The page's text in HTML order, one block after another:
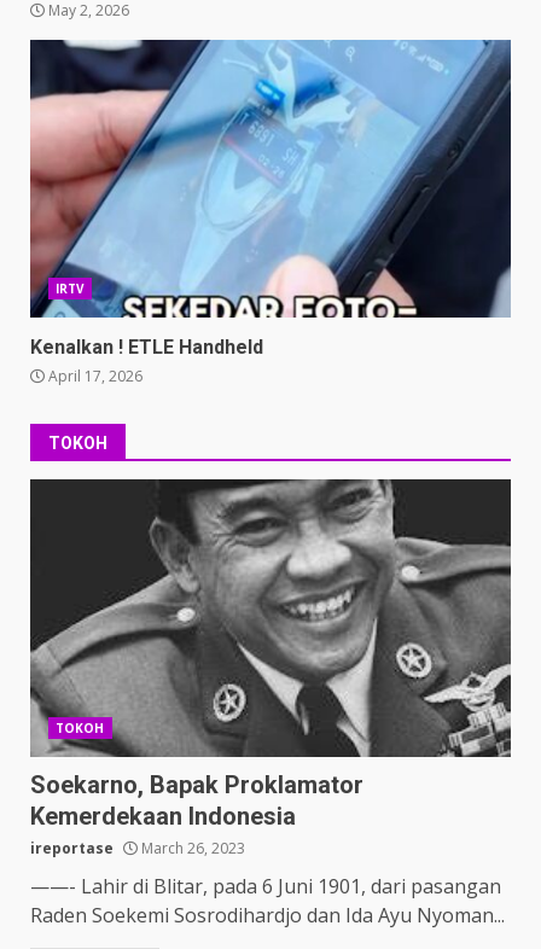
May 2, 2026
IRTV
Kenalkan ! ETLE Handheld
April 17, 2026
TOKOH
TOKOH
Soekarno, Bapak Proklamator
Kemerdekaan Indonesia
ireportase March 26, 2023
——- Lahir di Blitar, pada 6 Juni 1901, dari pasangan
Raden Soekemi Sosrodihardjo dan Ida Ayu Nyoman...